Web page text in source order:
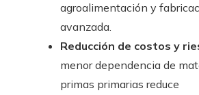
agroalimentación y
avanzada.
Reducción de costos y
menor dependencia de
primas primarias reduce